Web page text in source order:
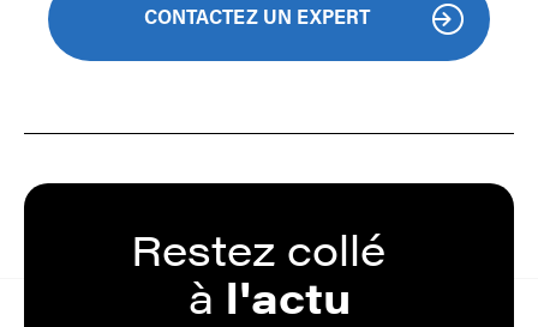
CONTACTEZ UN EXPERT
Restez collé
à l'actu